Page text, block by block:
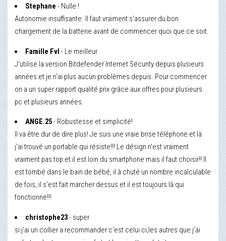
Stephane - Nulle !
Autonomie insuffisante. Il faut vraiment s'assurer du bon
chargement de la batterie avant de commencer quoi que ce soit.
Famille Fvl - Le meilleur
J'utilise la version Bitdefender Internet Sécurity depuis plusieurs
années et je n'ai plus aucun problèmes depuis. Pour commencer
on a un super rapport qualité prix grâce aux offres pour plusieurs
pc et plusieurs années.
ANGE.25- Robustesse et simplicité!
Il va être dur de dire plus! Je suis une vraie brise téléphone et là
j'ai trouvé un portable qui résiste!!! Le désign n'est vraiment
vraiment pas top et il est loin du smartphone mais il faut choisir!! Il
est tombé dans le bain de bébé, il à chuté un nombre incalculable
de fois, il s'est fait marcher dessus et il est toujours là qui
fonctionne!!!
christophe23- super
si j'ai un collier a recommander c'est celui ci,les autres que j'ai